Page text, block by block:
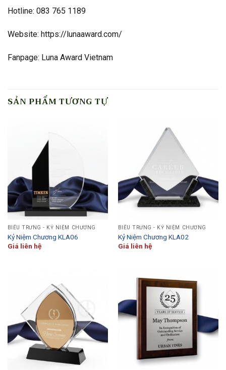
Hotline: 083 765 1189
Website: https://lunaaward.com/
Fanpage: Luna Award Vietnam
SẢN PHẨM TƯƠNG TỰ
BIỂU TRƯNG - KỶ NIỆM CHƯƠNG
Kỷ Niệm Chương KLA06
Giá liên hệ
BIỂU TRƯNG - KỶ NIỆM CHƯƠNG
Kỷ Niệm Chương KLA02
Giá liên hệ